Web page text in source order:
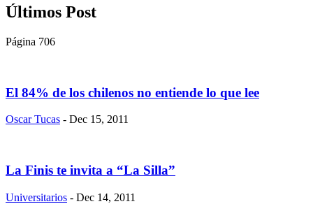
Últimos Post
Página 706
El 84% de los chilenos no entiende lo que lee
Oscar Tucas - Dec 15, 2011
La Finis te invita a “La Silla”
Universitarios - Dec 14, 2011